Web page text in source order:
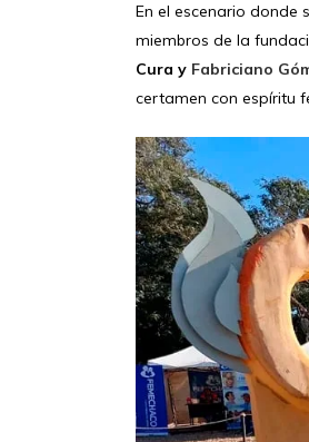
En el escenario donde
miembros de la
Cura y Fabriciano
certamen con espíritu